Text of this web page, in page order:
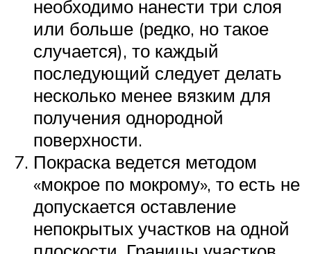
необходимо нанести три слоя
или больше (редко, но такое
случается), то каждый
последующий следует делать
несколько менее вязким для
получения однородной
поверхности.
Покраска ведется методом
«мокрое по мокрому», то есть не
допускается оставление
непокрытых участков на одной